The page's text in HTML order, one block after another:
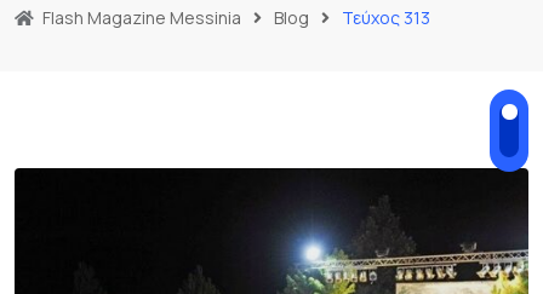
Flash Magazine Messinia Blog Τεύχος 313